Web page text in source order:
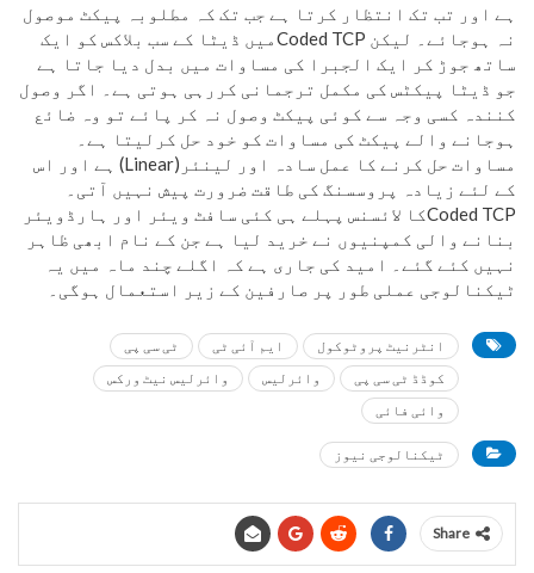
ہے اور تب تک انتظار کرتا ہے جب تک کہ مطلوبہ پیکٹ موصول
نہ ہوجائے۔ لیکن Coded TCPمیں ڈیٹا کے سب بلاکس کو ایک
ساتھ جوڑ کر ایک الجبرا کی مساوات میں بدل دیا جاتا ہے
جو ڈیٹا پیکٹس کی مکمل ترجمانی کررہی ہوتی ہے۔ اگر وصول
کنندہ کسی وجہ سے کوئی پیکٹ وصول نہ کر پائے تو وہ ضائع
ہوجانے والے پیکٹ کی مساوات کو خود حل کرلیتا ہے۔
مساوات حل کرنے کا عمل سادہ اور لینئر(Linear) ہے اور اس
کے لئے زیادہ پروسسنگ کی طاقت ضرورت پیش نہیں آتی۔
Coded TCPکا لائسنس پہلے ہی کئی سافٹ ویئر اور ہارڈویئر
بنانے والی کمپنیوں نے خرید لیا ہے جن کے نام ابھی ظاہر
نہیں کئے گئے۔ امید کی جاری ہے کہ اگلے چند ماہ میں یہ
ٹیکنالوجی عملی طور پر صارفین کے زیر استعمال ہوگی۔
انٹرنیٹ پروٹوکول ایم آئی ٹی
ٹی سی پی
کوڈڈ ٹی سی پی
وائرلیس
وائرلیس نیٹ ورکس
وائی فائی
ٹیکنالوجی نیوز
Share